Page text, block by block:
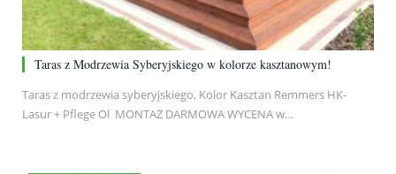
Taras z Modrzewia Syberyjskiego w kolorze kasztanowym!
Taras z modrzewia syberyjskiego, Kolor Kasztan Remmers HK-
Lasur + Pflege Ol MONTAŻ DARMOWA WYCENA w…